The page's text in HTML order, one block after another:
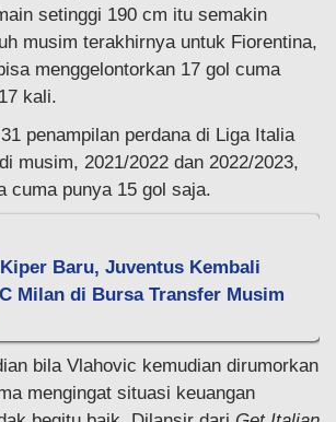
setinggi 190 cm itu semakin
musim terakhirnya untuk Fiorentina,
menggelontorkan 17 gol cuma
kali.
penampilan perdana di Liga Italia
musim, 2021/2022 dan 2022/2023,
cuma punya 15 gol saja.
Baru, Juventus Kembali
Milan di Bursa Transfer Musim
bila Vlahovic kemudian dirumorkan
mengingat situasi keuangan